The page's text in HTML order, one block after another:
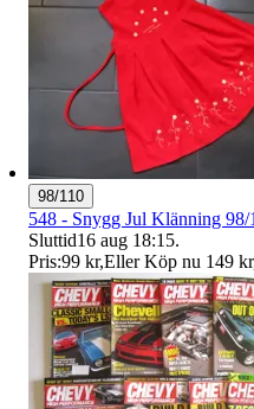
98/110
548 - Snygg Jul Klänning
Sluttid16 aug 18:15.
Pris:99 kr,Eller Köp nu 149 kr